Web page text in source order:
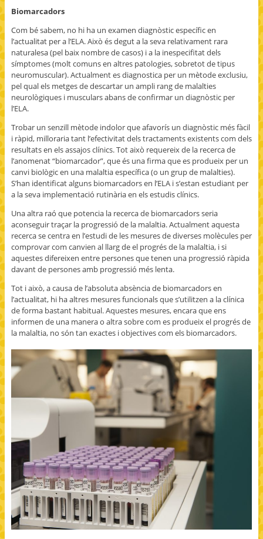
Biomarcadors
Com bé sabem, no hi ha un examen diagnòstic específic en
l’actualitat per a l’ELA. Això és degut a la seva relativament rara
naturalesa (pel baix nombre de casos) i a la inespecifitat dels
símptomes (molt comuns en altres patologies, sobretot de tipus
neuromuscular). Actualment es diagnostica per un mètode exclusiu,
pel qual els metges de descartar un ampli rang de malalties
neurològiques i musculars abans de confirmar un diagnòstic per
l’ELA.
Trobar un senzill mètode indolor que afavorís un diagnòstic més fàcil
i ràpid, milloraria tant l’efectivitat dels tractaments existents com dels
resultats en els assajos clínics. Tot això requereix de la recerca de
l’anomenat “biomarcador”, que és una firma que es produeix per un
canvi biològic en una malaltia específica (o un grup de malalties).
S’han identificat alguns biomarcadors en l’ELA i s’estan estudiant per
a la seva implementació rutinària en els estudis clínics.
Una altra raó que potencia la recerca de biomarcadors seria
aconseguir traçar la progressió de la malaltia. Actualment aquesta
recerca se centra en l’estudi de les mesures de diverses molècules per
comprovar com canvien al llarg de el progrés de la malaltia, i si
aquestes difereixen entre persones que tenen una progressió ràpida
davant de persones amb progressió més lenta.
Tot i això, a causa de l’absoluta absència de biomarcadors en
l’actualitat, hi ha altres mesures funcionals que s’utilitzen a la clínica
de forma bastant habitual. Aquestes mesures, encara que ens
informen de una manera o altra sobre com es produeix el progrés de
la malaltia, no són tan exactes i objectives com els biomarcadors.